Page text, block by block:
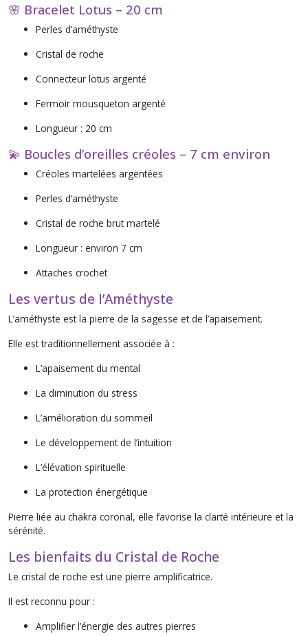
🌸 Bracelet Lotus – 20 cm
Perles d’améthyste
Cristal de roche
Connecteur lotus argenté
Fermoir mousqueton argenté
Longueur : 20 cm
💫 Boucles d’oreilles créoles – 7 cm environ
Créoles martelées argentées
Perles d’améthyste
Cristal de roche brut martelé
Longueur : environ 7 cm
Attaches crochet
Les vertus de l’Améthyste
L’améthyste est la pierre de la sagesse et de l’apaisement.
Elle est traditionnellement associée à :
L’apaisement du mental
La diminution du stress
L’amélioration du sommeil
Le développement de l’intuition
L’élévation spirituelle
La protection énergétique
Pierre liée au chakra coronal, elle favorise la clarté intérieure et la
sérénité.
Les bienfaits du Cristal de Roche
Le cristal de roche est une pierre amplificatrice.
Il est reconnu pour :
Amplifier l’énergie des autres pierres